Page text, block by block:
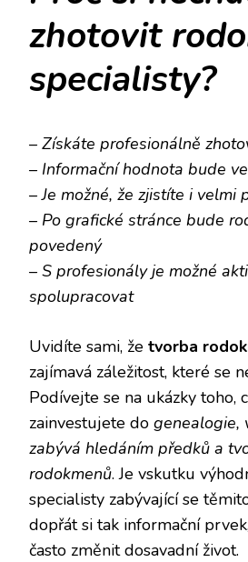
zhotovit
specialisty?
– Získáte profesionálně
– Informační hodnota bude
–Je možné, že zjistíte i velmi
– Po grafické stránce bude
povedený
– S profesionály je možné
spolupracovat
Uvidíte sami, že tvorba
zajímavá záležitost, které se
Podívejte se na ukázky toho,
zainvestujete do genealogie,
zabývá hledáním předků a
rodokmenů. Je vskutku
specialisty zabývající se
dopřát si tak informační
často změnit dosavadní život.